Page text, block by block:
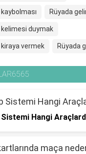
Rüyada
kelimesi duymak
kiraya vermek Rüyada
Hangi